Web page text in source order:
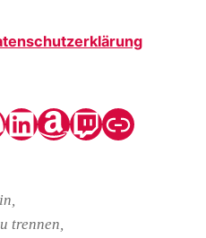
LinkedIn Amazon Twitch Steady
trennen,